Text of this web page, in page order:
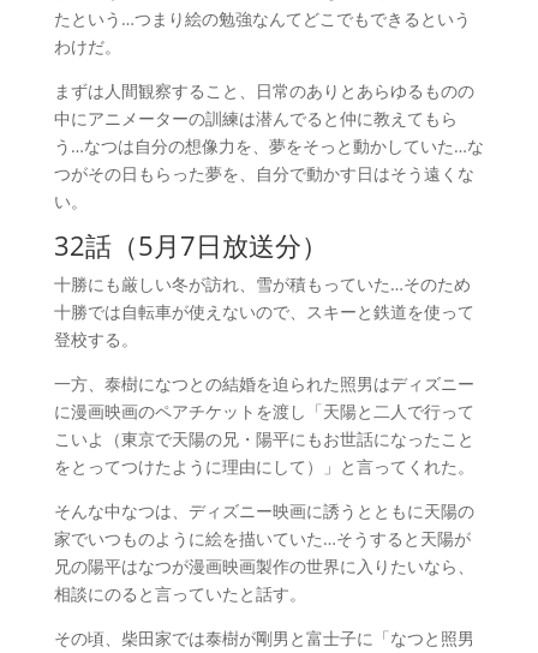
たという…つまり絵の勉強なんてどこでもできるという
わけだ。
まずは人間観察すること、日常のありとあらゆるものの
中にアニメーターの訓練は潜んでると仲に教えてもら
う…なつは自分の想像力を、夢をそっと動かしていた…な
つがその日もらった夢を、自分で動かす日はそう遠くな
い。
32話（5月7日放送分）
十勝にも厳しい冬が訪れ、雪が積もっていた…そのため
十勝では自転車が使えないので、スキーと鉄道を使って
登校する。
一方、泰樹になつとの結婚を迫られた照男はディズニー
に漫画映画のペアチケットを渡し「天陽と二人で行って
こいよ（東京で天陽の兄・陽平にもお世話になったこと
をとってつけたように理由にして）」と言ってくれた。
そんな中なつは、ディズニー映画に誘うとともに天陽の
家でいつものように絵を描いていた…そうすると天陽が
兄の陽平はなつが漫画映画製作の世界に入りたいなら、
相談にのると言っていたと話す。
その頃、柴田家では泰樹が剛男と富士子に「なつと照男